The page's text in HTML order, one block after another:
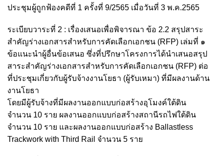
ประชุมผู้ถูกฟ้องคดีที่ 1 ครั้งที่ 9/2565 เมื่อวันที่ 3 พ.ค.2565
ระเบียบวาระที่ 2 : เรื่องเสนอเพื่อพิจารณา ข้อ 2.2 สรุปสาระ
สำคัญร่างเอกสารสำหรับการคัดเลือกเอกชน (RFP) เล่มที่ ๑
ข้อแนะนำผู้อื่นข้อเสนอ ซึ่งที่ปรึกษาโครงการได้นำเสนอสรุป
สาระสำคัญร่างเอกสารสำหรับการคัดเลือกเอกชน (RFP) ต่อ
ที่ประชุมเกี่ยวกับผู้รับจ้างงานโยธา (ผู้รับเหมา) ที่มีผลงานด้าน
งานโยธา
โดยมีผู้รับจ้างที่มีผลงานออกแบบก่อสร้างอุโมงค์ใต้ดิน
จำนวน 10 ราย ผลงานออกแบบก่อสร้างสถานีรถไฟใต้ดิน
จำนวน 10 ราย และผลงานออกแบบก่อสร้าง Ballastless
Trackwork with Third Rail จำนวน 5 ราย